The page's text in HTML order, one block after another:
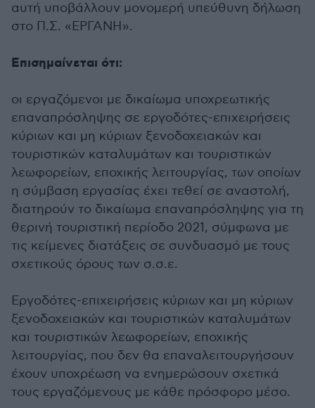
αυτή υποβάλλουν μονομερή υπεύθυνη δήλωση
στο Π.Σ. «ΕΡΓΑΝΗ».
Επισημαίνεται ότι:
οι εργαζόμενοι με δικαίωμα υποχρεωτικής
επαναπρόσληψης σε εργοδότες-επιχειρήσεις
κύριων και μη κύριων ξενοδοχειακών και
τουριστικών καταλυμάτων και τουριστικών
λεωφορείων, εποχικής λειτουργίας, των οποίων
η σύμβαση εργασίας έχει τεθεί σε αναστολή,
διατηρούν το δικαίωμα επαναπρόσληψης για τη
θερινή τουριστική περίοδο 2021, σύμφωνα με
τις κείμενες διατάξεις σε συνδυασμό με τους
σχετικούς όρους των σ.σ.ε.
Εργοδότες-επιχειρήσεις κύριων και μη κύριων
ξενοδοχειακών και τουριστικών καταλυμάτων
και τουριστικών λεωφορείων, εποχικής
λειτουργίας, που δεν θα επαναλειτουργήσουν
έχουν υποχρέωση να ενημερώσουν σχετικά
τους εργαζόμενους με κάθε πρόσφορο μέσο.